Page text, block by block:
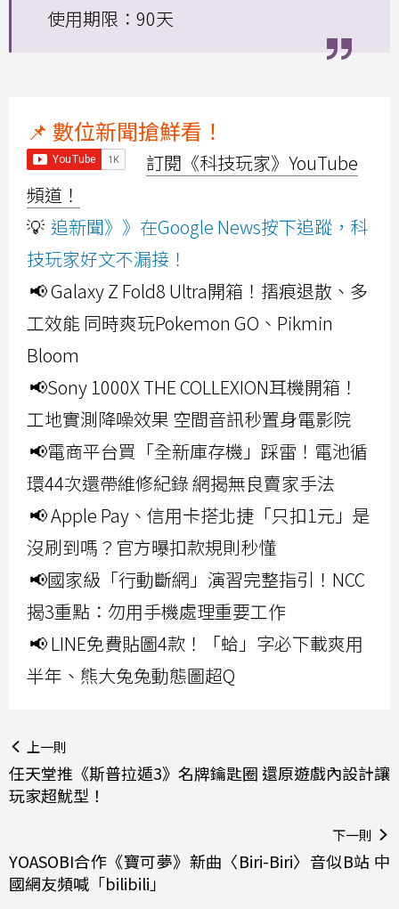
使用期限：90天
📌 數位新聞搶鮮看！
訂閱《科技玩家》YouTube
頻道！
💡 追新聞》》在Google News按下追蹤，科
技玩家好文不漏接！
📢 Galaxy Z Fold8 Ultra開箱！摺痕退散、多
工效能 同時爽玩Pokemon GO、Pikmin
Bloom
📢Sony 1000X THE COLLEXION耳機開箱！
工地實測降噪效果 空間音訊秒置身電影院
📢電商平台買「全新庫存機」踩雷！電池循
環44次還帶維修紀錄 網揭無良賣家手法
📢 Apple Pay、信用卡搭北捷「只扣1元」是
沒刷到嗎？官方曝扣款規則秒懂
📢國家級「行動斷網」演習完整指引！NCC
揭3重點：勿用手機處理重要工作
📢 LINE免費貼圖4款！「蛤」字必下載爽用
半年、熊大兔兔動態圖超Q
上一則
任天堂推《斯普拉遁3》名牌鑰匙圈 還原遊戲內設計讓
玩家超魷型！
下一則
YOASOBI合作《寶可夢》新曲〈Biri-Biri〉音似B站 中
國網友頻喊「bilibili」